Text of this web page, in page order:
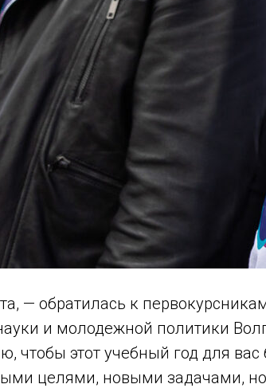
— обратилась к
и молодежной политики
чтобы этот учебный год для
целями, новыми задачами,